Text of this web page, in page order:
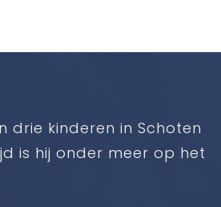
kinderen in Schoten
is hij onder meer op het